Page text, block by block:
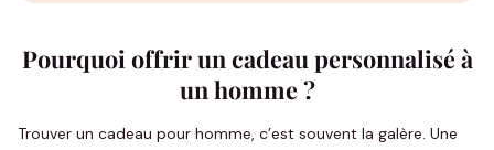
Pourquoi offrir un cadeau personnalisé à
un homme ?
Trouver un cadeau pour homme, c’est souvent la galère. Une